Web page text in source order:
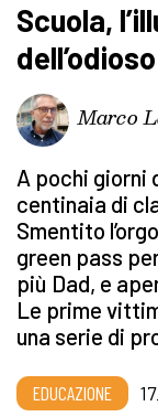
Scuola,
Marco
A pochi giorni
centinaia di
Smentito
green pass
più Dad, e
Le prime
una serie di
EDUCAZIONE